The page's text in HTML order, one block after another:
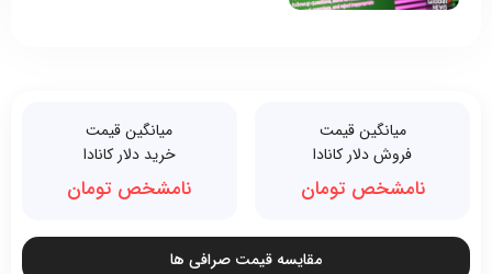
میانگین قیمت
فروش دلار کانادا
نامشخص تومان
میانگین قیمت
خرید دلار کانادا
نامشخص تومان
مقایسه قیمت صرافی ها